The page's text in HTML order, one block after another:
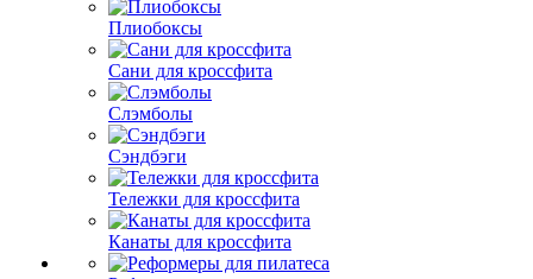
Плиобоксы
Сани для кроссфита
Слэмболы
Сэндбэги
Тележки для кроссфита
Канаты для кроссфита